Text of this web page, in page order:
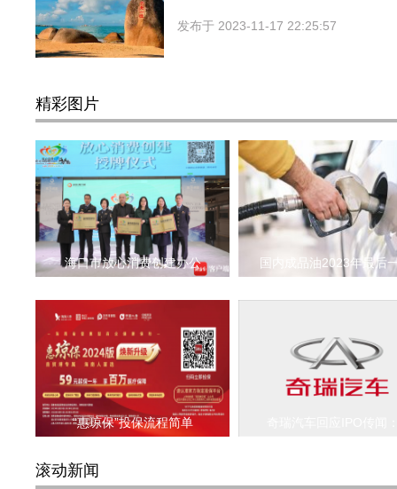
发布于 2023-11-17 22:25:57
精彩图片
海口市放心消费创建办公 国内成品油2023年最后
“惠琼保”投保流程简单
滚动新闻